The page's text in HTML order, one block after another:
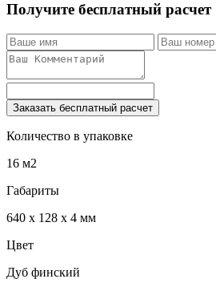
Получите бесплатный расчет
Заказать бесплатный расчет
Количество в упаковке
16 м2
Габариты
640 x 128 x 4 мм
Цвет
Дуб финский